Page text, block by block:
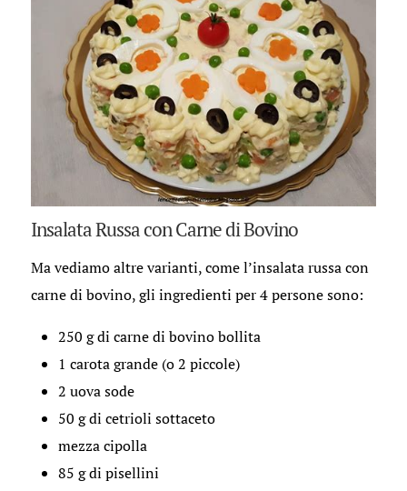
Insalata Russa con Carne di Bovino
Ma vediamo altre varianti, come l’insalata russa con
carne di bovino, gli ingredienti per 4 persone sono:
250 g di carne di bovino bollita
1 carota grande (o 2 piccole)
2 uova sode
50 g di cetrioli sottaceto
mezza cipolla
85 g di pisellini